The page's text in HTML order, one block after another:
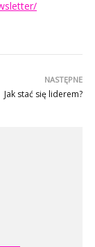
NASTĘPNE
Jak stać się liderem?